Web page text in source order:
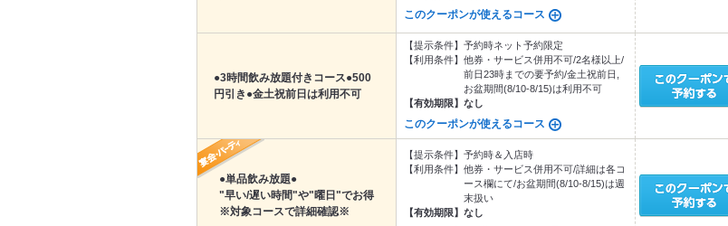
このクーポンが使えるコース
●3時間飲み放題付きコース●500
円引き●金土祝前日は利用不可
【提示条件】 予約時ネット予約限定
【利用条件】 他券・サービス併用不可/2名様以上/
前日23時までの要予約/金土祝前日,
お盆期間(8/10-8/15)は利用不可
【有効期限】 なし
このクーポンが使えるコース
●単品飲み放題●
"早い/遅い時間"や"曜日"でお得
※対象コースで詳細確認※
【提示条件】 予約時＆入店時
【利用条件】 他券・サービス併用不可/詳細は各コ
ース欄にて/お盆期間(8/10-8/15)は週
末扱い
【有効期限】 なし